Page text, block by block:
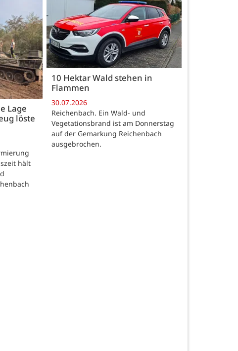
Lage
löste
hält
10 Hektar Wald stehen in
Flammen
30.07.2026
Reichenbach. Ein Wald- und
Vegetationsbrand ist am Donnerstag
auf der Gemarkung Reichenbach
ausgebrochen.